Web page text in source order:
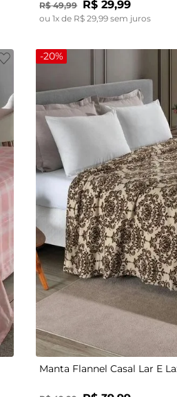
R$ 49,99 R$ 29,99
ou1x de R$ 29 ,99 sem juros
-20%
UN
Manta Flannel Casal Lar E